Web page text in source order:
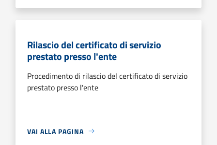
Rilascio del certificato di servizio
prestato presso l'ente
Procedimento di rilascio del certificato di servizio
prestato presso l'ente
VAI ALLA PAGINA